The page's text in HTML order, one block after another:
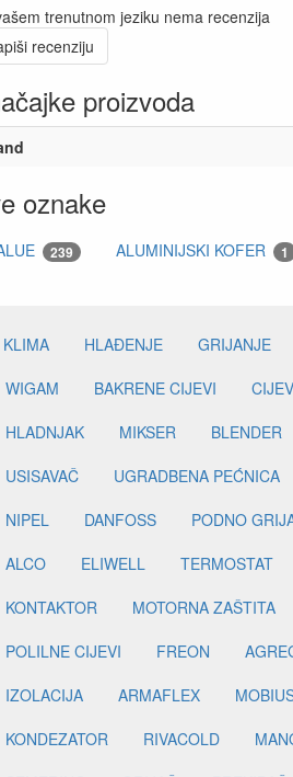
trenutnom jeziku nema recenzija
recenziju
proizvoda
oznake
239 ALUMINIJSKI KOFER 1
KLIMA HLAĐENJE GRIJANJE
WIGAM
BAKRENE CIJEVI
HLADNJAK
MIKSER BLENDER
USISAVAČ
UGRADBENA PEĆNICA
NIPEL
DANFOSS PODNO
ALCO
ELIWELL TERMOSTAT
KONTAKTOR
MOTORNA ZAŠTITA
POLILNE CIJEVI
FREON
IZOLACIJA
ARMAFLEX
KONDEZATOR
RIVACOLD